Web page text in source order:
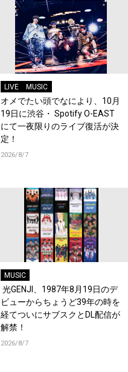
LIVE MUSIC
オメでたい頭でなにより、10月
19日に渋谷・ Spotify O-EAST
にて一夜限りのライブ復活が決
定！
2026/8/7
MUSIC
光GENJI、1987年8月19日のデ
ビューからちょうど39年の時を
経てついにサブスクとDL配信が
解禁！
2026/8/7